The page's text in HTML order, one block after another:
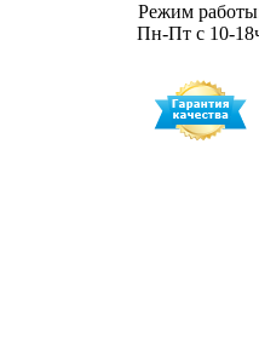
Режим
Пн-Пт с 10-